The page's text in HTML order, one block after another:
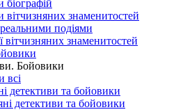
біографій
знаменитостей
реальними подіями
вітчизняних знаменитостей
Бойовики
всі
детективи та бойовики
детективи та бойовики